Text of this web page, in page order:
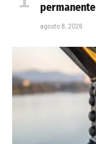
agosto 8, 2026